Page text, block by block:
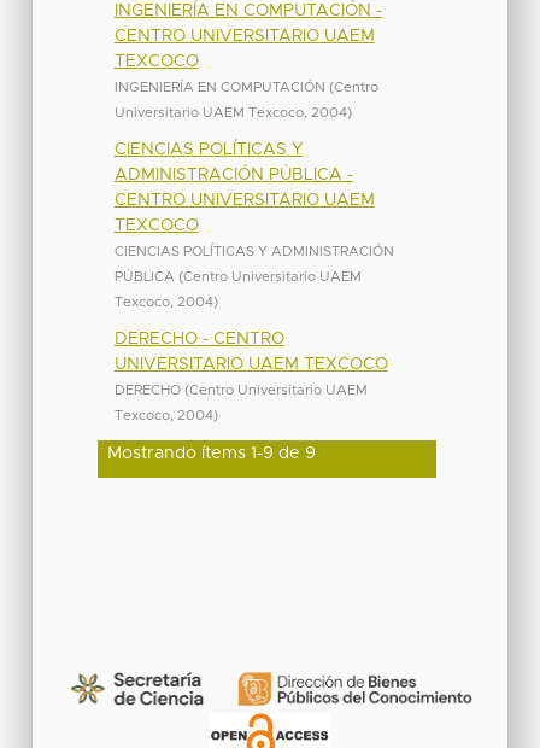
INGENIERÍA EN COMPUTACIÓN -
CENTRO UNIVERSITARIO UAEM
TEXCOCO
INGENIERÍA EN COMPUTACIÓN (Centro
Universitario UAEM Texcoco, 2004)
CIENCIAS POLÍTICAS Y
ADMINISTRACIÓN PÚBLICA -
CENTRO UNIVERSITARIO UAEM
TEXCOCO
CIENCIAS POLÍTICAS Y ADMINISTRACIÓN
PÚBLICA (Centro Universitario UAEM
Texcoco, 2004)
DERECHO - CENTRO
UNIVERSITARIO UAEM TEXCOCO
DERECHO (Centro Universitario UAEM
Texcoco, 2004)
Mostrando ítems 1-9 de 9